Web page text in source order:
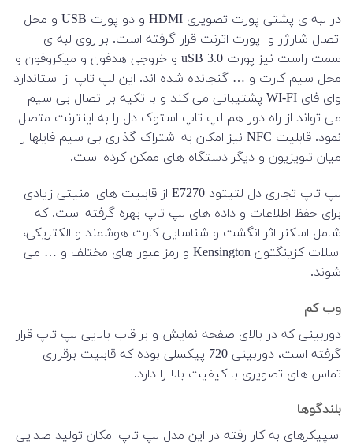
در لبه ی پشتی پورت تصویری HDMI و دو پورت USB و محل
اتصال شارژر و پورت اترنت قرار گرفته است. بر روی لبه ی
سمت راست نیز پورت uSB 3.0 و خروجی هدفون و میکروفون و
محل سیم کارت و … گنجانده شده اند. این لپ تاپ از استاندارد
وای فای WI-FI پشتیبانی می کند و با تکیه بر اتصال بی سیم
می تواند از راه دور هم لپ تاپ استوک دل را به اینترنت متصل
نمود. قابلیت NFC نیز امکان به اشتراک گذاری بی سیم فایلها را
میان تلویزیون و دیگر دستگاه های ممکن کرده است.
لپ تاپ تجاری دل لتیتود E7270 از قابلیت های امنیتی زیادی
برای حفظ اطلاعات و داده های لپ تاپ بهره گرفته است. که
شامل اسکنر اثر انگشت و شناسایی کارت هوشمند و الکتریکی،
اسلات کزینگتون Kensington و رمز عبور های مختلف و … می
شوند.
وب کم
دوربینی که در بالای صفحه نمایش و بر قاب بالایی لپ تاپ قرار
گرفته است، دوربینی 720 پیکسلی بوده که قابلیت برقراری
تماس های تصویری با کیفیت بالا را دارد.
بلندگوها
اسپیکرهای به کار رفته در این مدل لپ تاپ امکان تولید صدایی